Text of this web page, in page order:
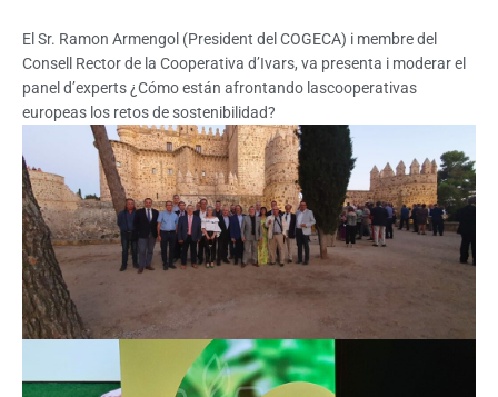
El Sr. Ramon Armengol (President del COGECA) i membre del
Consell Rector de la Cooperativa d’Ivars, va presenta i moderar el
panel d’experts ¿Cómo están afrontando lascooperativas
europeas los retos de sostenibilidad?